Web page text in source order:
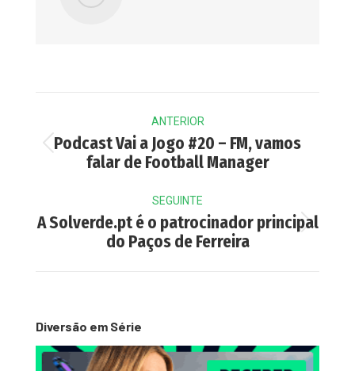
navigation
ANTERIOR
Previous
post:
Podcast Vai a Jogo #20 – FM, vamos
falar de Football Manager
SEGUINTE
Next
post:
A Solverde.pt é o patrocinador principal
do Paços de Ferreira
Diversão em Série